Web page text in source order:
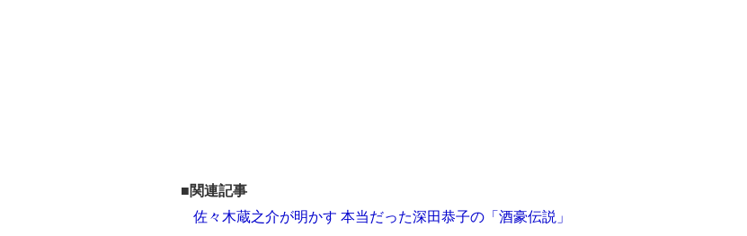
■関連記事
佐々木蔵之介が明かす 本当だった深田恭子の「酒豪伝説」